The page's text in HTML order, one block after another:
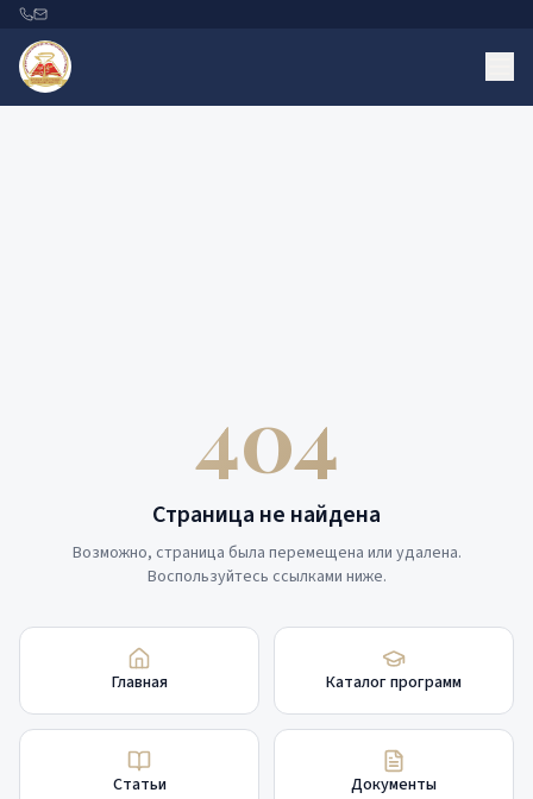
404
Страница не найдена
Возможно, страница была перемещена или удалена.
Воспользуйтесь ссылками ниже.
Главная Каталог программ
Статьи Документы